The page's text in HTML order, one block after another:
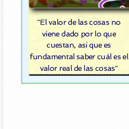
"El valor de las cosas no
viene dado por lo que
cuestan, así que es
fundamental saber cuál es el
valor real de las cosas"